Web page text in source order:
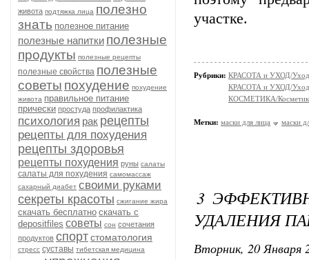
живота подтяжка лица полезно
знать полезное питание
полезные напитки полезные
продукты полезные рецепты
полезные свойства полезные
советы похудение похудение
живота правильное питание
прически простуда профилактика
психология рак рецепты
рецепты для похудения
рецепты здоровья
рецепты похудения руны салаты
салаты для похудения самомассаж
сахарный диабет своими руками
секреты красоты сжигание жира
скачать бесплатно скачать с
depositfiles советы сон сочетания
продуктов спортстоматология
стресс суставы тибетская медицина
участке.
Рубрики: КРАСОТА и УХОД/Уход
КРАСОТА и УХОД/Уход
КОСМЕТИКА/
Метки: маски для лица маски
3
УДАЛЕНИЯ
Вторник, 20 Января